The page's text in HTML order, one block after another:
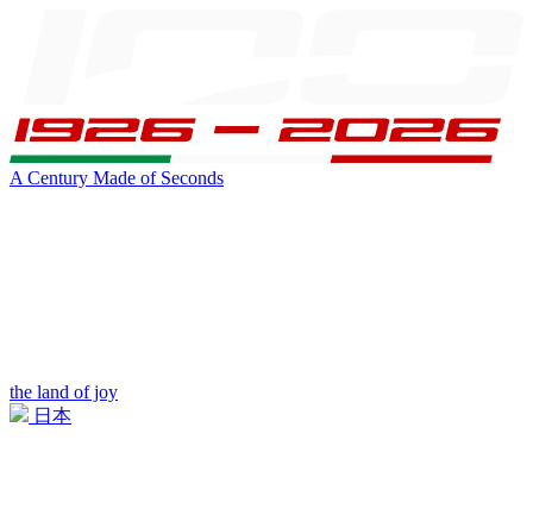
A Century Made of Seconds
the land of joy
日本